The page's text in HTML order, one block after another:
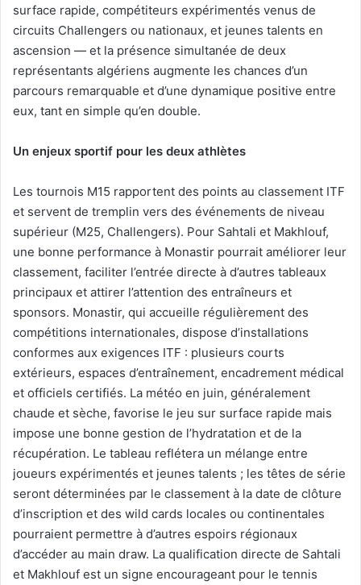
surface rapide, compétiteurs expérimentés venus de
circuits Challengers ou nationaux, et jeunes talents en
ascension — et la présence simultanée de deux
représentants algériens augmente les chances d’un
parcours remarquable et d’une dynamique positive entre
eux, tant en simple qu’en double.
Un enjeux sportif pour les deux athlètes
Les tournois M15 rapportent des points au classement ITF
et servent de tremplin vers des événements de niveau
supérieur (M25, Challengers). Pour Sahtali et Makhlouf,
une bonne performance à Monastir pourrait améliorer leur
classement, faciliter l’entrée directe à d’autres tableaux
principaux et attirer l’attention des entraîneurs et
sponsors. Monastir, qui accueille régulièrement des
compétitions internationales, dispose d’installations
conformes aux exigences ITF : plusieurs courts
extérieurs, espaces d’entraînement, encadrement médical
et officiels certifiés. La météo en juin, généralement
chaude et sèche, favorise le jeu sur surface rapide mais
impose une bonne gestion de l’hydratation et de la
récupération. Le tableau reflétera un mélange entre
joueurs expérimentés et jeunes talents ; les têtes de série
seront déterminées par le classement à la date de clôture
d’inscription et des wild cards locales ou continentales
pourraient permettre à d’autres espoirs régionaux
d’accéder au main draw. La qualification directe de Sahtali
et Makhlouf est un signe encourageant pour le tennis